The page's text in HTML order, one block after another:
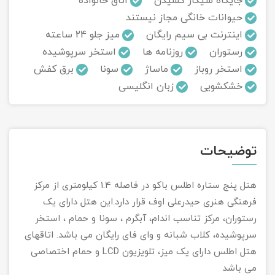
حیوانات خانگی مجاز نیستند
اینترنت بی سیم رایگان
میز جلو 24 ساعته
رستوران
روزنامه ها
استخر سرپوشیده
استخر روباز
ماساژ سونا
برق کفش
خشکشویی
زبان انگلیسی
توضیحات
هتل پنج ستاره اطلس باکو در فاصله 1.4 کیلومتری از مرکز
فرهنگی هنری حیدرعلی اوف قرار دارد.این هتل دارای یک
رستوران، مرکز تناسب اندام، آبگرم ، سونا و حمام ، استخر
سرپوشیده، کلاب شبانه و وای فای رایگان می باشد. اتاقهای
هتل اطلس دارای یک میز، تلویزیون LCD و حمام اختصاصی
می باشد
تور سوباتان
تور چابهار
تور مرداب هسل
تور اصفهان
تور آفرود